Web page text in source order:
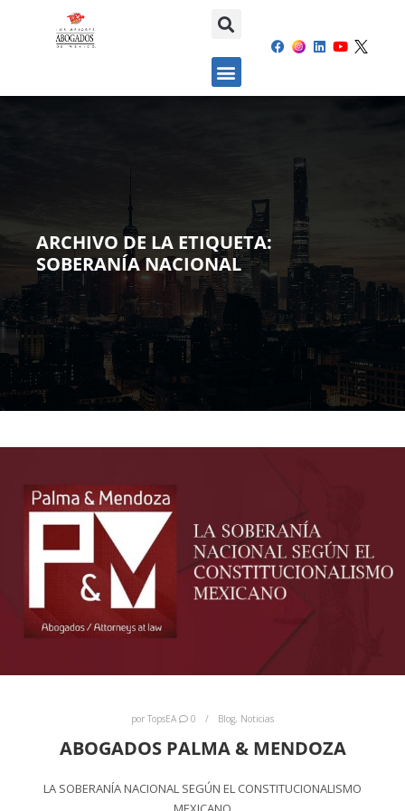
ARCHIVO DE LA ETIQUETA:
SOBERANÍA NACIONAL
por TopsEA 0 Blog, Noticias
ABOGADOS PALMA & MENDOZA
LA SOBERANÍA NACIONAL SEGÚN EL CONSTITUCIONALISMO